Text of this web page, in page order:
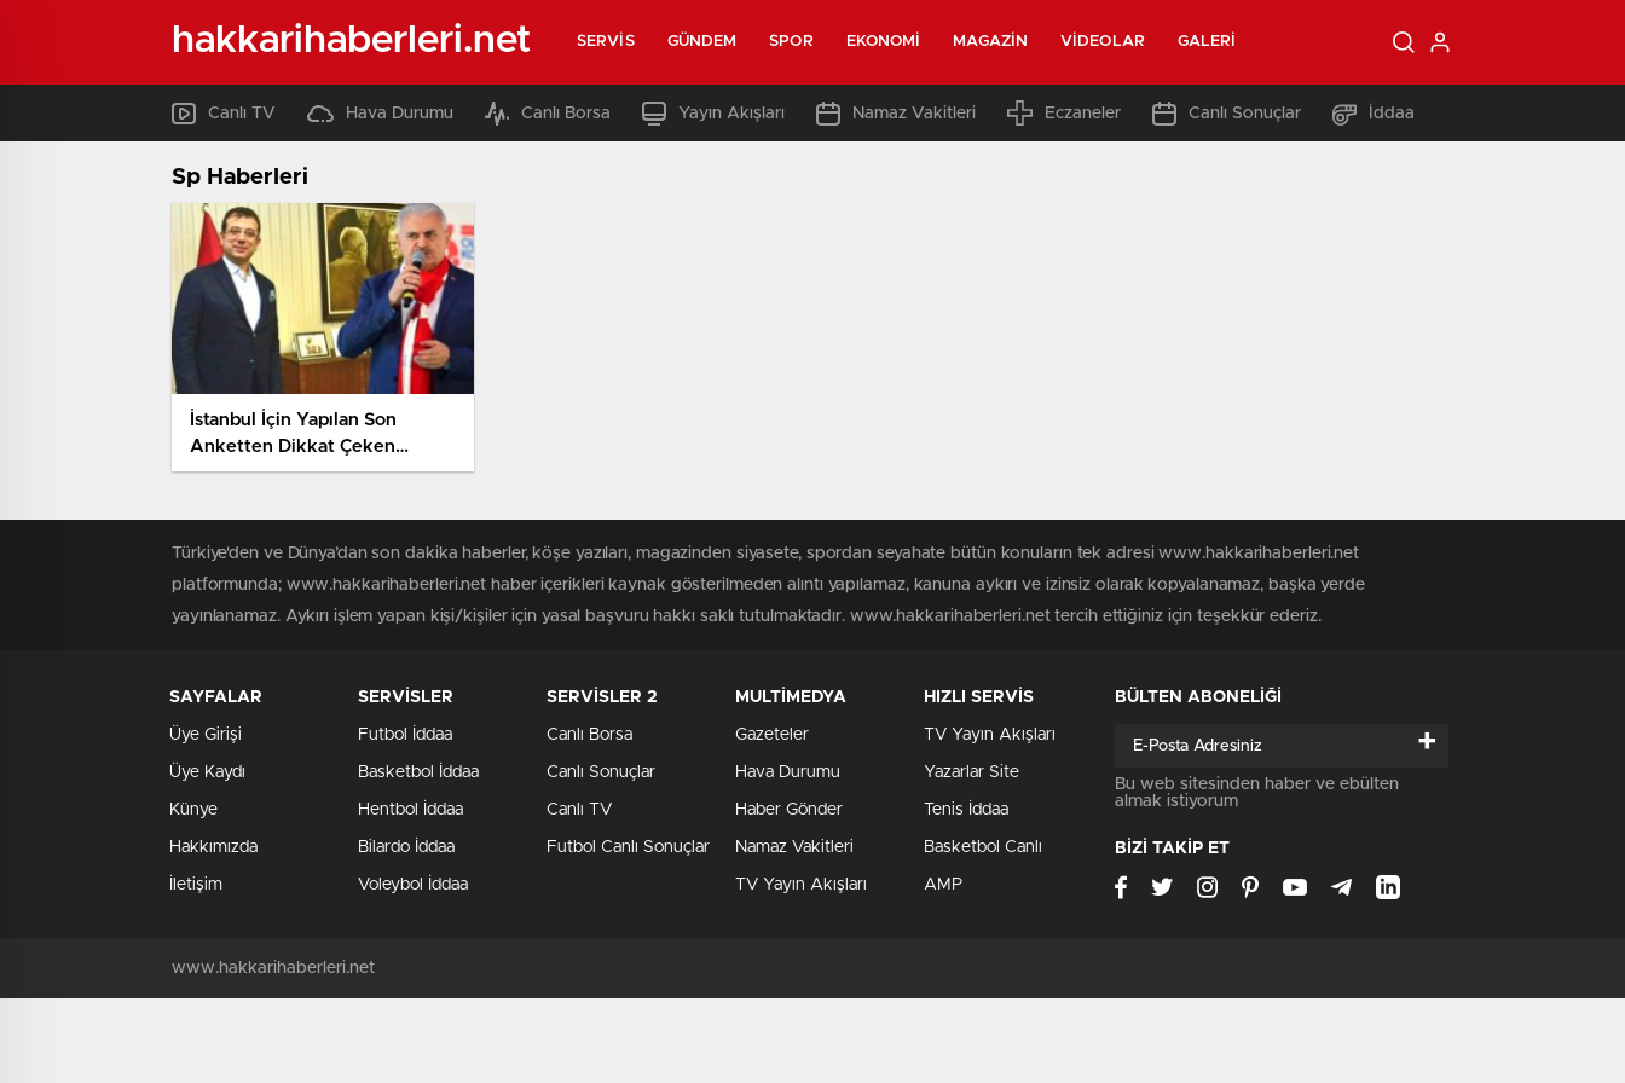
hakkarihaberleri.net SERVIS GÜNDEM SPOR EKONOMI MAGAZIN VIDEOLAR GALERI
Canlı TV Hava Durumu Canlı Borsa Yayın Akışları Namaz Vakitleri Eczaneler Canlı Sonuçlar İddaa
Sp Haberleri
İstanbul İçin Yapılan Son
Anketten Dikkat Çeken
Sonuç! Fark Yüzde 1’in Altında
Türkiye'den ve Dünya’dan son dakika haberler, köşe yazıları, magazinden siyasete, spordan seyahate bütün konuların tek adresi www.hakkarihaberleri.net
platformunda; www.hakkarihaberleri.net haber içerikleri kaynak gösterilmeden alıntı yapılamaz, kanuna aykırı ve izinsiz olarak kopyalanamaz, başka yerde
yayınlanamaz. Aykırı işlem yapan kişi/kişiler için yasal başvuru hakkı saklı tutulmaktadır. www.hakkarihaberleri.net tercih ettiğiniz için teşekkür ederiz.
SAYFALAR
Üye Girişi
Üye Kaydı
Künye
Hakkımızda
İletişim
SERVİSLER
Futbol İddaa
Basketbol İddaa
Hentbol İddaa
Bilardo İddaa
Voleybol İddaa
SERVİSLER 2
Canlı Borsa
Canlı Sonuçlar
Canlı TV
Futbol Canlı Sonuçlar
MULTİMEDYA
Gazeteler
Hava Durumu
Haber Gönder
Namaz Vakitleri
TV Yayın Akışları
HIZLI SERVİS
TV Yayın Akışları
Yazarlar Site
Tenis İddaa
Basketbol Canlı
AMP
BÜLTEN ABONELİĞİ
+
Bu web sitesinden haber ve ebülten
almak istiyorum
BİZİ TAKİP ET
www.hakkarihaberleri.net